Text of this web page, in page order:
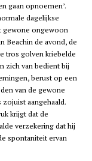
gaan opnoemen’.
dagelijkse
gewone ongewoon
Beachin de avond, de
tros golven kriebelde
zich van bedient bij
berust op een
van de gewone
aangehaald.
krijgt dat de
verzekering dat hij
spontaniteit ervan